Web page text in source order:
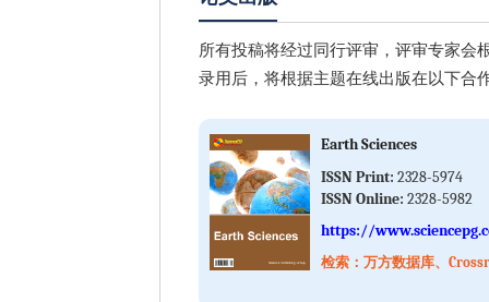
所有投稿将经过同行评审，评审专家会
录用后，将根据主题在线出版在以下合
Earth Sciences
ISSN Print: 2328-5974
ISSN Online: 2328-5982
https://
检索：万方数据库、